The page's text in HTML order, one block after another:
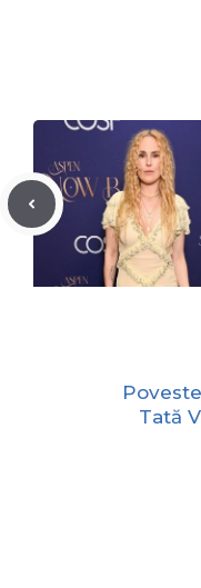
Tată